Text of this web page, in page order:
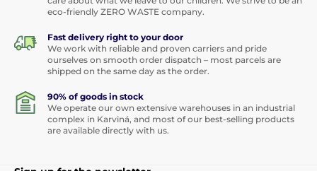
eco-friendly ZERO WASTE company.
Fast delivery right to your door
We work with reliable and proven carriers and pride
ourselves on smooth order dispatch – most parcels are
shipped on the same day as the order.
90% of goods in stock
We operate our own extensive warehouses in an industrial
complex in Karviná, and most of our best-selling products
are available directly with us.